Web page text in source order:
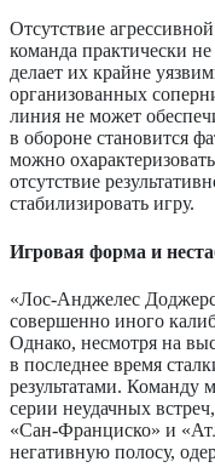
Отсутствие
команда практически
делает их крайне
организованных
линия не может
в обороне становится
можно
отсутствие
стабилизировать игру.
Игровая форма и
«Лос-Анджелес
совершенно иного
Однако, несмотря на
в последнее время
результатами. Команду
серии неудачных
«Сан-Франциско» и
негативную полосу,